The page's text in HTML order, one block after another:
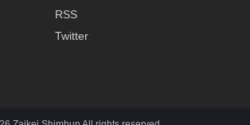
RSS
Twitter